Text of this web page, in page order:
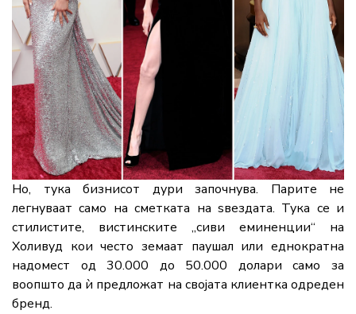
Но, тука бизнисот дури започнува. Парите не
легнуваат само на сметката на ѕвездата. Тука се и
стилистите, вистинските „сиви еминенции“ на
Холивуд кои често земаат паушал или еднократна
надомест од 30.000 до 50.000 долари само за
воопшто да ѝ предложат на својата клиентка одреден
бренд.